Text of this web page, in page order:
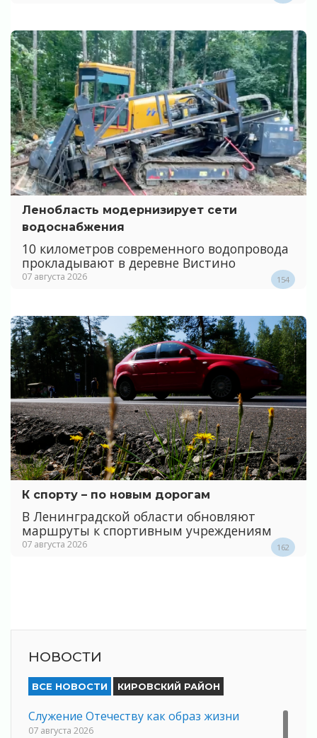
Ленобласть модернизирует сети
водоснабжения
10 километров современного водопровода
прокладывают в деревне Вистино
07 августа 2026 154
К спорту – по новым дорогам
В Ленинградской области обновляют
маршруты к спортивным учреждениям
07 августа 2026 162
НОВОСТИ
ВСЕ НОВОСТИ КИРОВСКИЙ РАЙОН
Служение Отечеству как образ жизни
07 августа 2026